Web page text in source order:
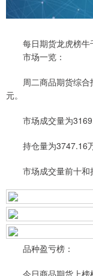
每日期货龙虎榜牛
市场一览：
周二商品期货综合
元。
市场成交量为
持仓量为3747.16万
市场成交量前十和
品种盈亏榜：
今日商品期货上榜